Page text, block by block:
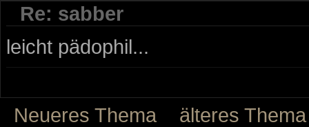
Re: sabber
leicht pädophil...
Neueres Thema älteres Thema